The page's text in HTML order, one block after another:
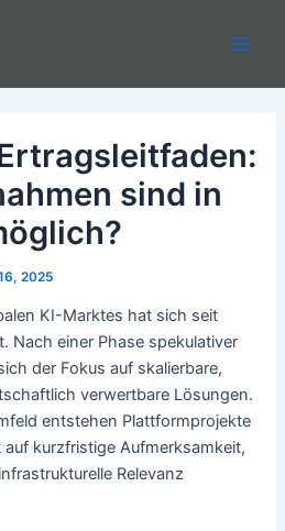
sind in
2025
KI-Marktes hat sich seit
Nach einer Phase spekulativer
der Fokus auf skalierbare,
verwertbare Lösungen.
entstehen Plattformprojekte
kurzfristige Aufmerksamkeit,
Relevanz